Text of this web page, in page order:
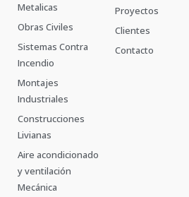
Metalicas
Obras Civiles
Sistemas Contra
Incendio
Montajes
Industriales
Construcciones
Livianas
Aire acondicionado
y ventilación
Mecánica
Proyectos
Clientes
Contacto